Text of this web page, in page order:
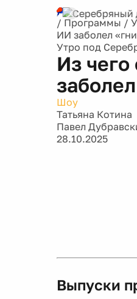
/ Программы /
ИИ заболел
Утро под
Из чего
Шоу
Татьяна Котина
Павел
28.10.2025
Выпуски